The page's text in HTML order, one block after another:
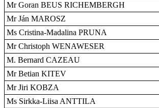
Mr Goran BEUS RICHEMBERGH
Mr Ján MAROSZ
Ms Cristina-Madalina PRUNA
Mr Christoph WENAWESER
M. Bernard CAZEAU
Mr Betian KITEV
Mr Jiri KOBZA
Ms Sirkka-Liisa ANTTILA